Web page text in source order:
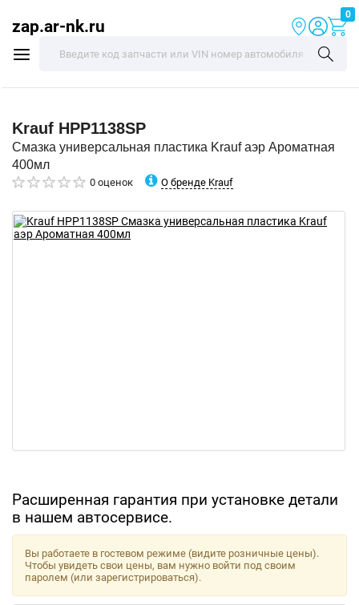
zap.ar-nk.ru
0
Krauf HPP1138SP
Смазка универсальная пластика Krauf аэр Ароматная
400мл
0 оценок О бренде Krauf
Расширенная гарантия при установке детали
в нашем автосервисе.
Вы работаете в гостевом режиме (видите розничные цены).
Чтобы увидеть свои цены, вам нужно войти под своим
паролем (или зарегистрироваться).